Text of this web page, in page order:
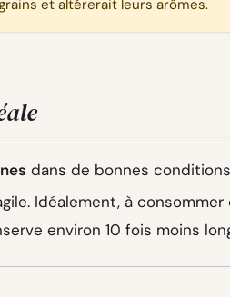
et altérerait leurs arômes.
dans de bonnes
Idéalement, à consommer
environ 10 fois moins